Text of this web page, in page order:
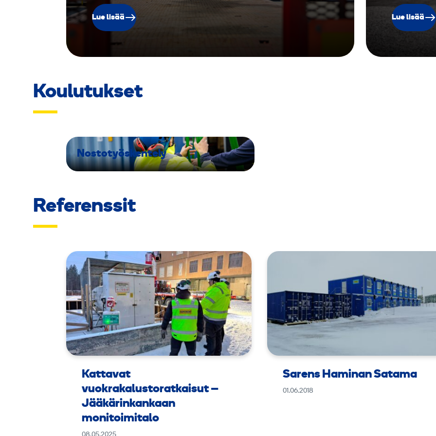
Lue lisää Lue lisää
Koulutukset
Nostotyöskentely
Referenssit
Kattavat
vuokrakalustoratkaisut –
Jääkärinkankaan
monitoimitalo
Sarens Haminan Satama
01.06.2018